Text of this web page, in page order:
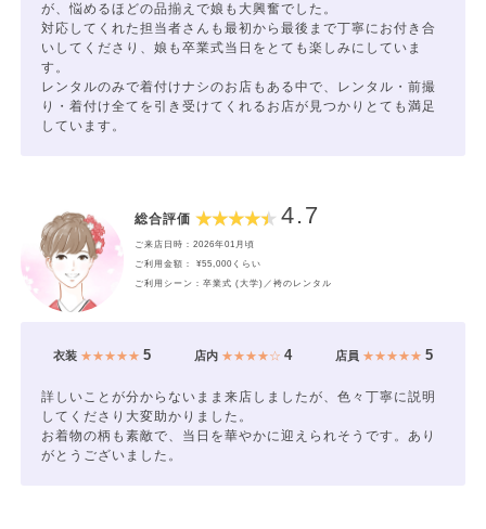
が、悩めるほどの品揃えで娘も大興奮でした。
対応してくれた担当者さんも最初から最後まで丁寧にお付き合
いしてくださり、娘も卒業式当日をとても楽しみにしていま
す。
レンタルのみで着付けナシのお店もある中で、レンタル・前撮
り・着付け全てを引き受けてくれるお店が見つかりとても満足
しています。
総合評価 4.7
ご来店日時：2026年01月頃
ご利用金額： ¥55,000くらい
ご利用シーン：卒業式 (大学)／袴のレンタル
衣装★★★★★ 5 店内★★★★☆ 4 店員 ★★★★★5
詳しいことが分からないまま来店しましたが、色々丁寧に説明
してくださり大変助かりました。
お着物の柄も素敵で、当日を華やかに迎えられそうです。あり
がとうございました。